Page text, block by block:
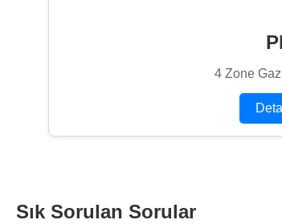
4 Zone
Sık Sorulan Sorular